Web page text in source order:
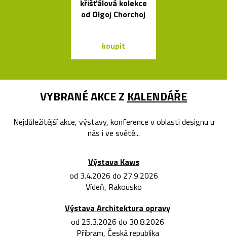
křišťálová kolekce
od Olgoj Chorchoj
koupit
VYBRANÉ AKCE Z KALENDÁŘE
Nejdůležitější akce, výstavy, konference v oblasti designu u
nás i ve světě...
Výstava Kaws
od 3.4.2026 do 27.9.2026
Vídeň, Rakousko
Výstava Architektura opravy
od 25.3.2026 do 30.8.2026
Příbram, Česká republika